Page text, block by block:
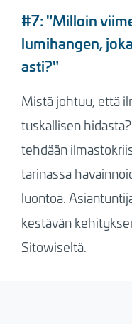
#7: "Milloin
lumihangen,
asti?"
Mistä johtuu, että
tuskallisen
tehdään
tarinassa
luontoa.
kestävän
Sitowiseltä.